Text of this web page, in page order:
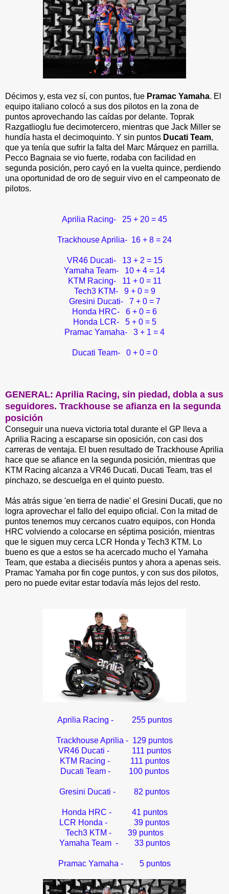
Décimos y, esta vez sí, con puntos, fue Pramac Yamaha. El
equipo italiano colocó a sus dos pilotos en la zona de
puntos aprovechando las caídas por delante. Toprak
Razgatlioglu fue decimotercero, mientras que Jack Miller se
hundía hasta el decimoquinto. Y sin puntos Ducati Team,
que ya tenía que sufrir la falta del Marc Márquez en parrilla.
Pecco Bagnaia se vio fuerte, rodaba con facilidad en
segunda posición, pero cayó en la vuelta quince, perdiendo
una oportunidad de oro de seguir vivo en el campeonato de
pilotos.
Aprilia Racing- 25 + 20 = 45
Trackhouse Aprilia- 16 + 8 = 24
VR46 Ducati- 13 + 2 = 15
Yamaha Team- 10 + 4 = 14
KTM Racing- 11 + 0 = 11
Tech3 KTM- 9 + 0 = 9
Gresini Ducati- 7 + 0 = 7
Honda HRC- 6 + 0 = 6
Honda LCR- 5 + 0 = 5
Pramac Yamaha- 3 + 1 = 4
Ducati Team- 0 + 0 = 0
GENERAL: Aprilia Racing, sin piedad, dobla a sus
seguidores. Trackhouse se afianza en la segunda
posición
Conseguir una nueva victoria total durante el GP lleva a
Aprilia Racing a escaparse sin oposición, con casi dos
carreras de ventaja. El buen resultado de Trackhouse Aprilia
hace que se afiance en la segunda posición, mientras que
KTM Racing alcanza a VR46 Ducati. Ducati Team, tras el
pinchazo, se descuelga en el quinto puesto.
Más atrás sigue 'en tierra de nadie' el Gresini Ducati, que no
logra aprovechar el fallo del equipo oficial. Con la mitad de
puntos tenemos muy cercanos cuatro equipos, con Honda
HRC volviendo a colocarse en séptima posición, mientras
que le siguen muy cerca LCR Honda y Tech3 KTM. Lo
bueno es que a estos se ha acercado mucho el Yamaha
Team, que estaba a dieciséis puntos y ahora a apenas seis.
Pramac Yamaha por fin coge puntos, y con sus dos pilotos,
pero no puede evitar estar todavía más lejos del resto.
Aprilia Racing - 255puntos
Trackhouse Aprilia - 129 puntos
VR46 Ducati - 111 puntos
KTM Racing - 111 puntos
Ducati Team - 100 puntos
Gresini Ducati - 82 puntos
Honda HRC - 41 puntos
LCR Honda - 39 puntos
Tech3 KTM - 39 puntos
Yamaha Team - 33 puntos
Pramac Yamaha - 5 puntos